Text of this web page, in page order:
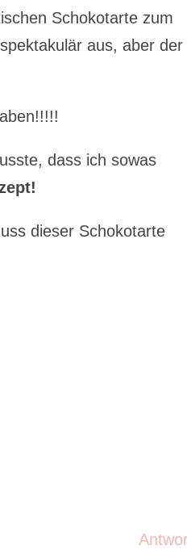
Schokotarte zum
aus, aber der
dass ich sowas
dieser Schokotarte